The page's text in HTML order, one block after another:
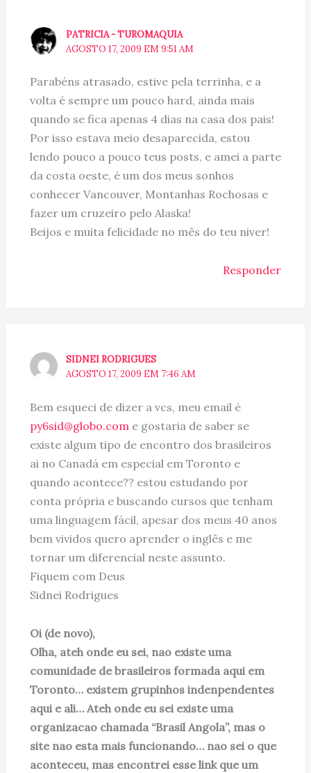
PATRICIA - TUROMAQUIA
AGOSTO 17, 2009 EM 9:51 AM
Parabéns atrasado, estive pela terrinha, e a
volta é sempre um pouco hard, ainda mais
quando se fica apenas 4 dias na casa dos pais!
Por isso estava meio desaparecida, estou
lendo pouco a pouco teus posts, e amei a parte
da costa oeste, é um dos meus sonhos
conhecer Vancouver, Montanhas Rochosas e
fazer um cruzeiro pelo Alaska!
Beijos e muita felicidade no mês do teu niver!
Responder
SIDNEI RODRIGUES
AGOSTO 17, 2009 EM 7:46 AM
Bem esqueci de dizer a vcs, meu email é
py6sid@globo.come gostaria de saber se
existe algum tipo de encontro dos brasileiros
ai no Canadá em especial em Toronto e
quando acontece?? estou estudando por
conta própria e buscando cursos que tenham
uma linguagem fácil, apesar dos meus 40 anos
bem vividos quero aprender o inglês e me
tornar um diferencial neste assunto.
Fiquem com Deus
Sidnei Rodrigues
Oi (de novo),
Olha, ateh onde eu sei, nao existe uma
comunidade de brasileiros formada aqui em
Toronto… existem grupinhos indenpendentes
aqui e ali… Ateh onde eu sei existe uma
organizacao chamada “Brasil Angola”, mas o
site nao esta mais funcionando… nao sei o que
aconteceu, mas encontrei esse link que um